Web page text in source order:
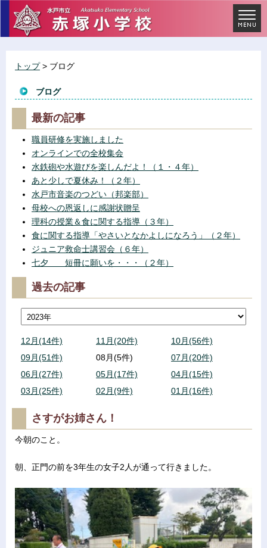
トップ> ブログ
ブログ
最新の記事
職員研修を実施しました
オンラインでの全校集会
水鉄砲や水遊びを楽しんだよ！（１・４年）
あと少しで夏休み！（２年）
水戸市音楽のつどい（邦楽部）
母校への恩返しに感謝状贈呈
理科の授業＆食に関する指導（３年）
食に関する指導「やさいとなかよしになろう」（２年）
ジュニア救命士講習会（６年）
七夕 短冊に願いを・・・（２年）
過去の記事
12月(14件) 11月(20件)
10月(56件)
09月(51件)
08月(5件)
07月(20件)
06月(27件)
05月(17件)
04月(15件)
03月(25件)
02月(9件) 01月(16件)
さすがお姉さん！
今朝のこと。
朝、正門の前を3年生の女子2人が通って行きました。